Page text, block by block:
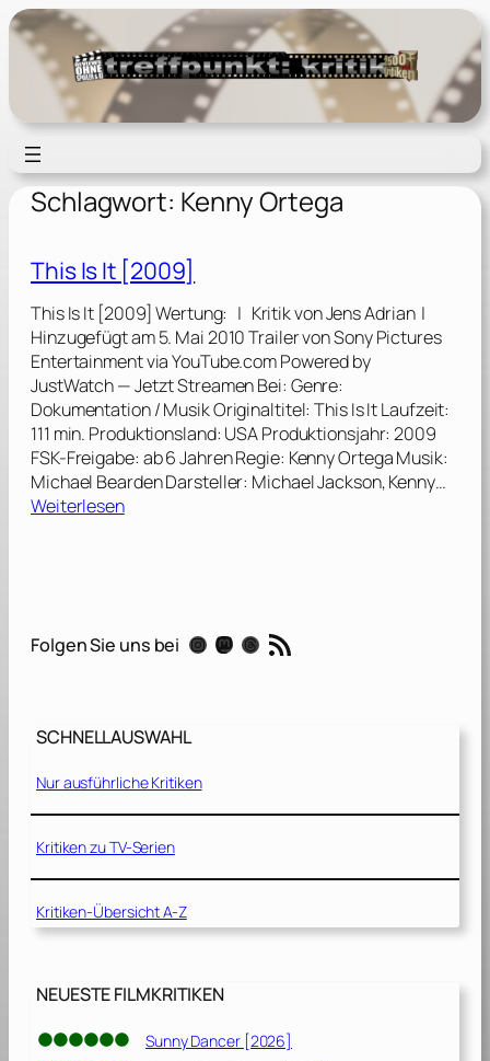
Zum
Inhalt
springen
Schlagwort: Kenny Ortega
This Is It [2009]
This Is It [2009] Wertung: | Kritik von Jens Adrian |
Hinzugefügt am 5. Mai 2010 Trailer von Sony Pictures
Entertainment via YouTube.com Powered by
JustWatch — Jetzt Streamen Bei: Genre:
Dokumentation / Musik Originaltitel: This Is It Laufzeit:
111 min. Produktionsland: USA Produktionsjahr: 2009
FSK-Freigabe: ab 6 Jahren Regie: Kenny Ortega Musik:
Michael Bearden Darsteller: Michael Jackson, Kenny…
Weiterlesen:
s
2
0
9
]
Folgen Sie uns bei Instagram Mastodon Threads RSS-Feed
SCHNELLAUSWAHL
Nur ausführliche Kritiken
Kritiken zu TV-Serien
Kritiken-Übersicht A-Z
NEUESTE FILMKRITIKEN
Sunny Dancer [2026]